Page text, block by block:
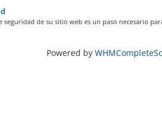
de su sitio web es un paso necesario
Powered by